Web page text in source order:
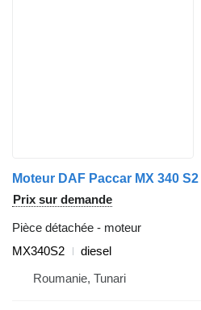
Prix sur demande
Pièce détachée - moteur
MX340S2
diesel
Roumanie, Tunari